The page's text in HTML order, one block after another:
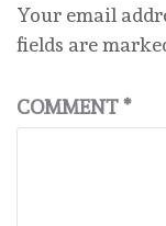
Your email
fields are
COMMENT*